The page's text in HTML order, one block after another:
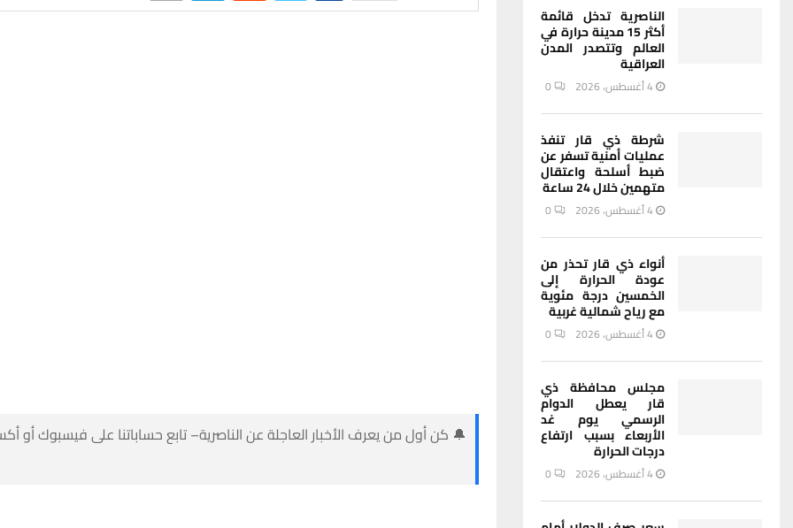
🔔 كن أول من يعرف الأخبار العاجلة عن الناصرية– تابع حساباتنا على فيسبوك أو
الناصرية تدخل قائمة
أكثر 15 مدينة حرارة في
العالم وتتصدر المدن
العراقية
4 أغسطس، 2026 0
شرطة ذي قار تنفذ
عمليات أمنية تسفر عن
ضبط أسلحة واعتقال
متهمين خلال 24 ساعة
4 أغسطس، 2026 0
أنواء ذي قار تحذر من
عودة الحرارة إلى
الخمسين درجة مئوية
مع رياح شمالية غربية
4 أغسطس، 2026 0
مجلس محافظة ذي
قار يعطل الدوام
الرسمي يوم غد
الأربعاء بسبب ارتفاع
درجات الحرارة
4 أغسطس، 2026 0